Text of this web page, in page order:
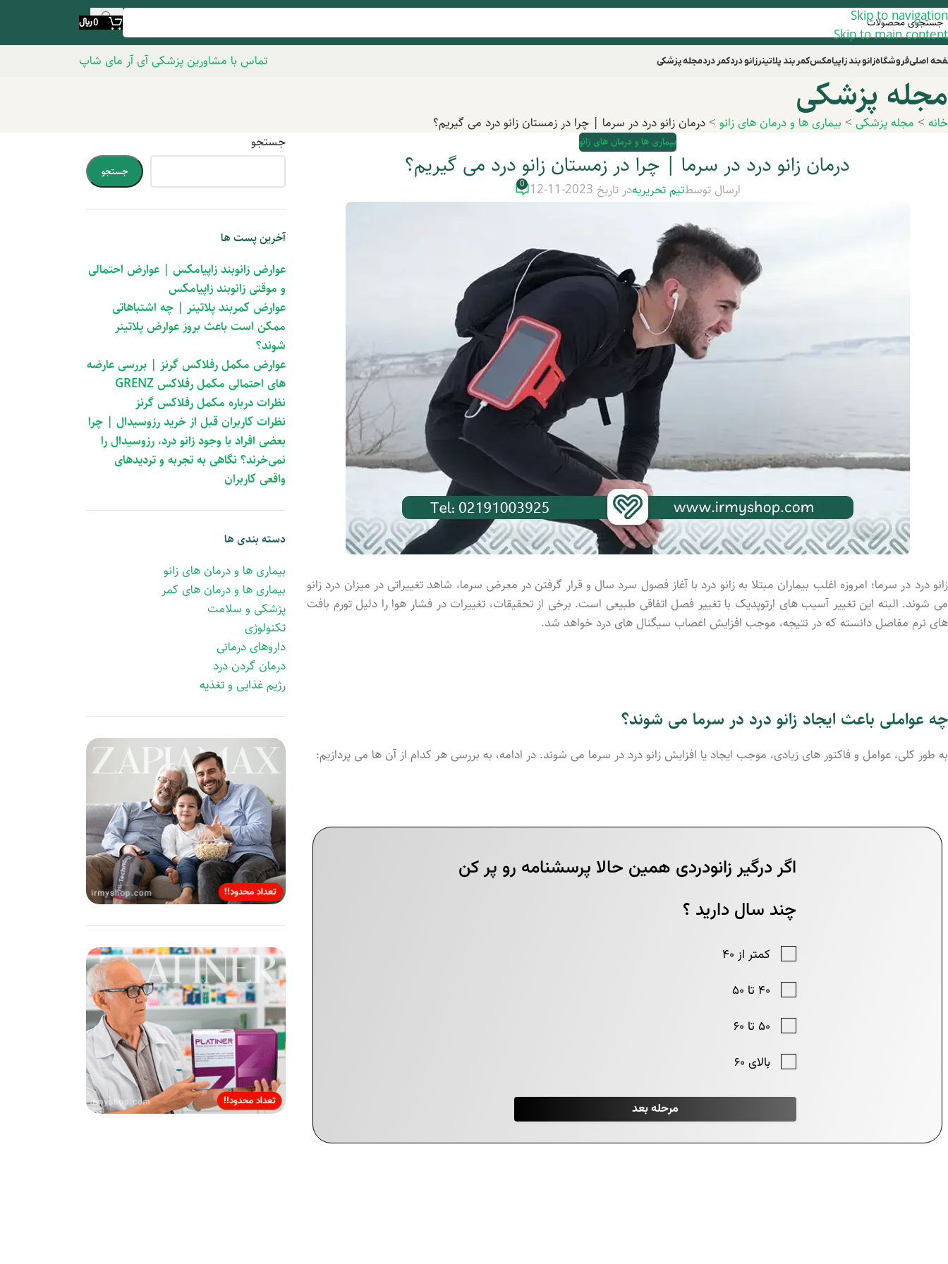
Skip to navigation
Skip to main content
0﷼
اصلیفروشگاهزانو بند زاپیامکسکمر بند پلاتینرزانو دردکمر دردمجله پزشکی تماس با مشاورین پزشکی آی آر مای شاپ
مجله پزشکی
خانه > مجله پزشکی > بیماری ها و درمان های زانو > درمان زانو درد در سرما | چرا در زمستان زانو درد می گیریم؟
بیماری ها و درمان های زانو
درمان زانو درد در سرما | چرا در زمستان زانو درد می گیریم؟
ارسال توسطتیم تحریریهدر تاریخ 2023-11-12 0
زانو درد در سرما؛ امروزه اغلب بیماران مبتلا به زانو درد با آغاز فصول سرد سال و قرار گرفتن در معرض سرما، شاهد تغییراتی در میزان درد زانو
می شوند. البته این تغییر آسیب های ارتوپدیک با تغییر فصل اتفاقی طبیعی است. برخی از تحقیقات، تغییرات در فشار هوا را دلیل تورم بافت
های نرم مفاصل دانسته که در نتیجه، موجب افزایش اعصاب سیگنال های درد خواهد شد.
چه عواملی باعث ایجاد زانو درد در سرما می شوند؟
به طور کلی، عوامل و فاکتور های زیادی، موجب ایجاد یا افزایش زانو درد در سرما می شوند. در ادامه، به بررسی هر کدام از آن ها می پردازیم:
جستجو
جستجو
آخرین پست ها
عوارض زانوبند زاپیامکس | عوارض احتمالی
و موقتی زانوبند زاپیامکس
عوارض کمربند پلاتینر | چه اشتباهاتی
ممکن است باعث بروز عوارض پلاتینر
شوند؟
عوارض مکمل رفلاکس گرنز | بررسی عارضه
های احتمالی مکمل رفلاکس GRENZ
نظرات درباره مکمل رفلاکس گرنز
نظرات کاربران قبل از خرید رزوسیدال | چرا
بعضی افراد با وجود زانو درد، رزوسیدال را
نمی‌خرند؟ نگاهی به تجربه و تردیدهای
واقعی کاربران
دسته بندی ها
بیماری ها و درمان های زانو
بیماری ها و درمان های کمر
پزشکی و سلامت
تکنولوژی
داروهای درمانی
درمان گردن درد
رژیم غذایی و تغذیه